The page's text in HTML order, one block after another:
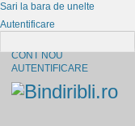
CONT NOU
AUTENTIFICARE
Sari la bara de unelte
Autentificare